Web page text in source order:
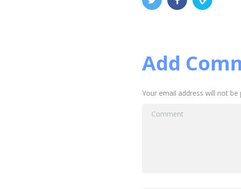
Add
Your email address will not